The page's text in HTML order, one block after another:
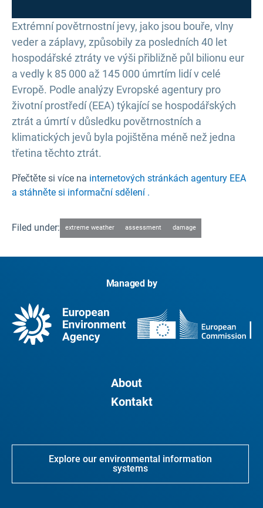
Extrémní povětrnostní jevy, jako jsou bouře, vlny
veder a záplavy, způsobily za posledních 40 let
hospodářské ztráty ve výši přibližně půl bilionu eur
a vedly k 85 000 až 145 000 úmrtím lidí v celé
Evropě. Podle analýzy Evropské agentury pro
životní prostředí (EEA) týkající se hospodářských
ztrát a úmrtí v důsledku povětrnostních a
klimatických jevů byla pojištěna méně než jedna
třetina těchto ztrát.
Přečtěte si více na internetových stránkách agentury EEA
a stáhněte si informační sdělení .
Filed under: extreme weather assessment damage
Managed by
About
Kontakt
Explore our environmental information
systems